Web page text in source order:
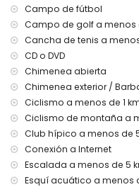
Exterior de esta villa de lujo
amplia parcela
piscina privada de 10
maravilloso jardín
de jardín con
4 terrazas, de las
barbacoa
ducha exterior
área de estar exterior
3 espacios de
espacios de
Más información
Campo de fútbol
Campo de golf a menos
Cancha de tenis a
CD o DVD
Chimenea abierta
Chimenea exterior /
Ciclismo a menos de 1
Ciclismo de montaña a
Club hípico a menos de
Conexión a Internet
Escalada a menos de 5
Esquí acuático a menos